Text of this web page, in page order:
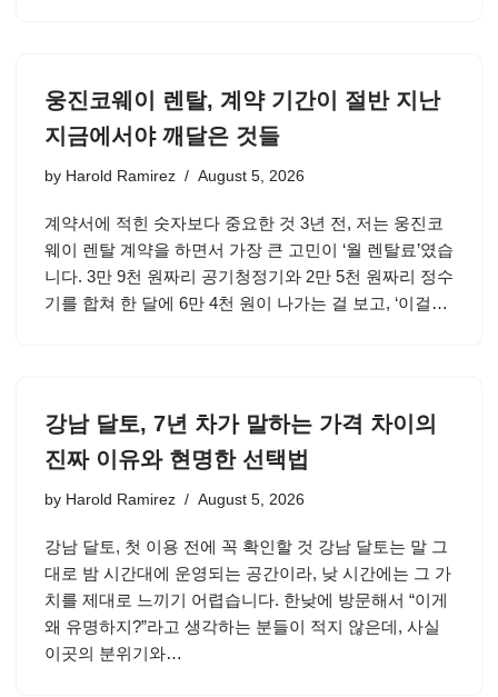
웅진코웨이 렌탈, 계약 기간이 절반 지난
지금에서야 깨달은 것들
by Harold Ramirez August 5, 2026
계약서에 적힌 숫자보다 중요한 것 3년 전, 저는 웅진코
웨이 렌탈 계약을 하면서 가장 큰 고민이 ‘월 렌탈료’였습
니다. 3만 9천 원짜리 공기청정기와 2만 5천 원짜리 정수
기를 합쳐 한 달에 6만 4천 원이 나가는 걸 보고, ‘이걸…
강남 달토, 7년 차가 말하는 가격 차이의
진짜 이유와 현명한 선택법
by Harold Ramirez August 5, 2026
강남 달토, 첫 이용 전에 꼭 확인할 것 강남 달토는 말 그
대로 밤 시간대에 운영되는 공간이라, 낮 시간에는 그 가
치를 제대로 느끼기 어렵습니다. 한낮에 방문해서 “이게
왜 유명하지?”라고 생각하는 분들이 적지 않은데, 사실
이곳의 분위기와…